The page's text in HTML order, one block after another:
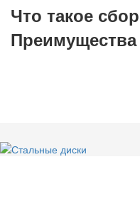
Что такое
Преимущества